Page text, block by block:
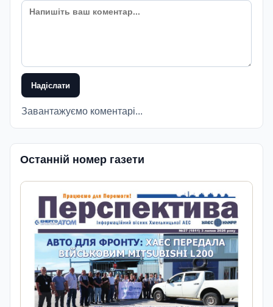
Надіслати
Завантажуємо коментарі...
Останній номер газети